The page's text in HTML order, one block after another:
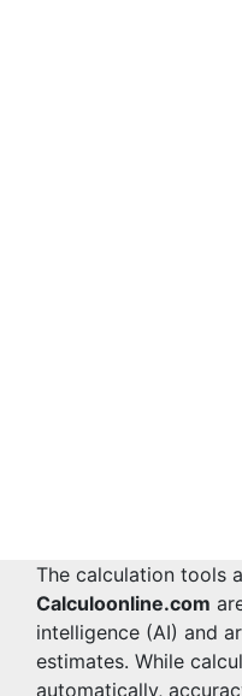
The calculation tools
Calculoonline.com
intelligence (AI) and
estimates. While
automatically,